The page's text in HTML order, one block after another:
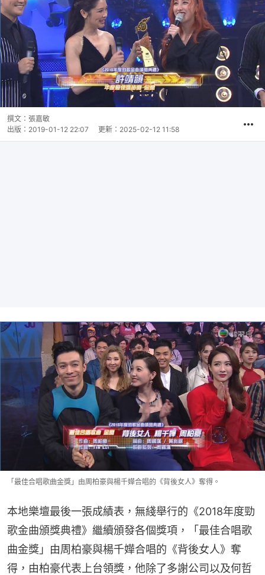
撰文： 張嘉敏
出版： 2019-01-12 22:07 更新： 2025-02-12 11:58
「最佳合唱歌曲金獎」由周柏豪與楊千嬅合唱的《背後女人》奪得。
本地樂壇最後一張成績表，無綫舉行的《2018年度勁
歌金曲頒獎典禮》繼續頒發各個獎項，「最佳合唱歌
曲金獎」由周柏豪與楊千嬅合唱的《背後女人》奪
得，由柏豪代表上台領獎，他除了多謝公司以及何哲